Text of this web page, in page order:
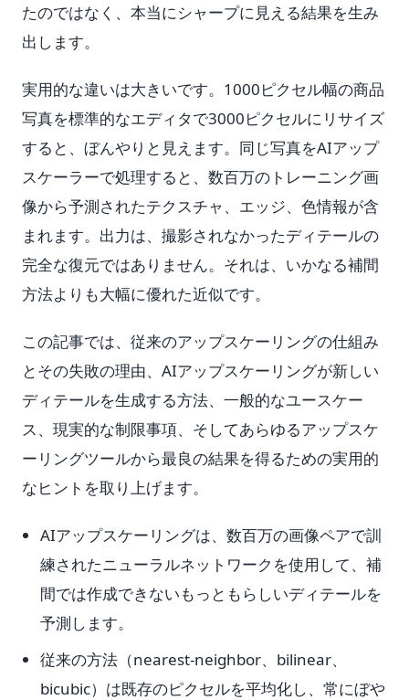
たのではなく、本当にシャープに見える結果を生み
出します。
実用的な違いは大きいです。1000ピクセル幅の商品
写真を標準的なエディタで3000ピクセルにリサイズ
すると、ぼんやりと見えます。同じ写真をAIアップ
スケーラーで処理すると、数百万のトレーニング画
像から予測されたテクスチャ、エッジ、色情報が含
まれます。出力は、撮影されなかったディテールの
完全な復元ではありません。それは、いかなる補間
方法よりも大幅に優れた近似です。
この記事では、従来のアップスケーリングの仕組み
とその失敗の理由、AIアップスケーリングが新しい
ディテールを生成する方法、一般的なユースケー
ス、現実的な制限事項、そしてあらゆるアップスケ
ーリングツールから最良の結果を得るための実用的
なヒントを取り上げます。
AIアップスケーリングは、数百万の画像ペアで訓
練されたニューラルネットワークを使用して、補
間では作成できないもっともらしいディテールを
予測します。
従来の方法（nearest-neighbor、bilinear、
bicubic）は既存のピクセルを平均化し、常にぼや